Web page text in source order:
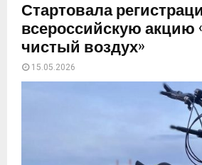
Стартовала
всероссийскую
чистый воздух»
15.05.2026